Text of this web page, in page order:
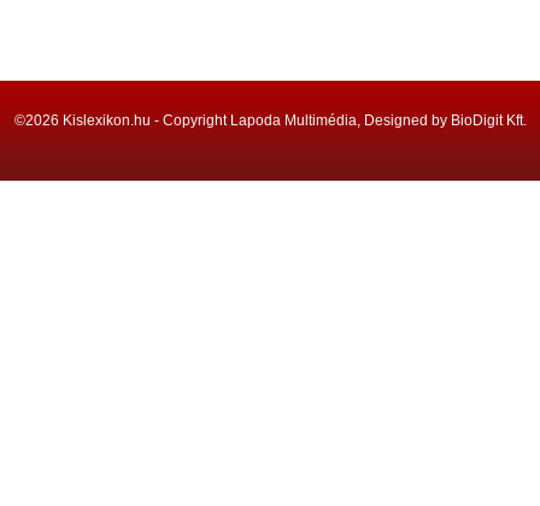
©2026 Kislexikon.hu - Copyright Lapoda Multimédia, Designed by BioDigit Kft.